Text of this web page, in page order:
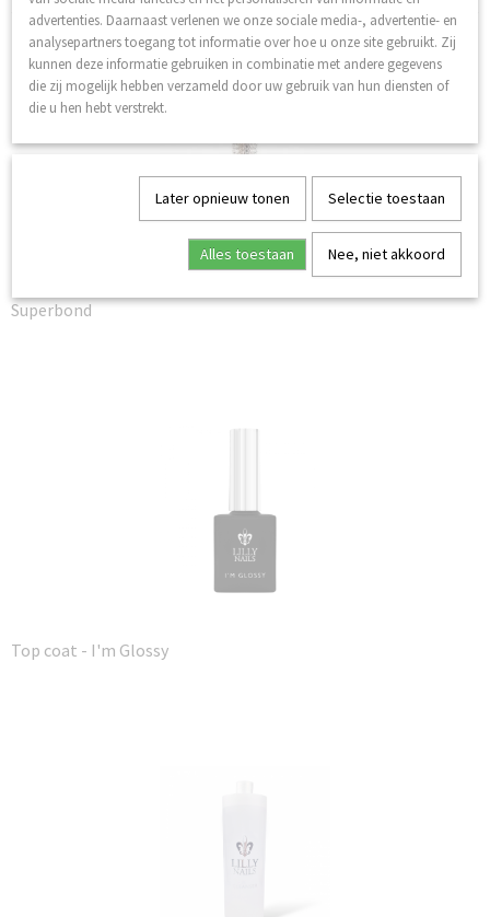
0,03 Kg
Ook interessant
Superbond
Top coat - I'm Glossy
advertenties. Daarnaast verlenen we onze sociale media-, advertentie- en
analysepartners toegang tot informatie over hoe u onze site gebruikt. Zij
kunnen deze informatie gebruiken in combinatie met andere gegevens
die zij mogelijk hebben verzameld door uw gebruik van hun diensten of
die u hen hebt verstrekt.
Later opnieuw tonen Selectie toestaan
Alles toestaan Nee, niet akkoord